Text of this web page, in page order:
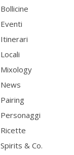
Bollicine
Eventi
Itinerari
Locali
Mixology
News
Pairing
Personaggi
Ricette
Spirits & Co.